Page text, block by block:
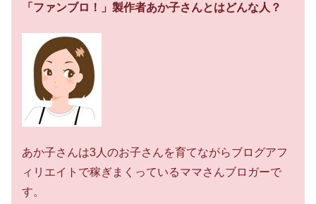
「ファンブロ！」製作者あか子さんとはどんな人？
あか子さんは3人のお子さんを育てながらブログアフ
ィリエイトで稼ぎまくっているママさんブロガーで
す。